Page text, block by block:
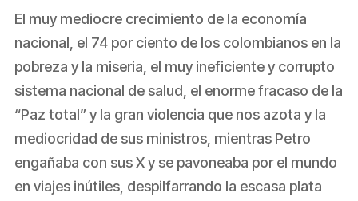
El muy mediocre crecimiento de la economía
nacional, el 74 por ciento de los colombianos en la
pobreza y la miseria, el muy ineficiente y corrupto
sistema nacional de salud, el enorme fracaso de la
“Paz total” y la gran violencia que nos azota y la
mediocridad de sus ministros, mientras Petro
engañaba con sus X y se pavoneaba por el mundo
en viajes inútiles, despilfarrando la escasa plata